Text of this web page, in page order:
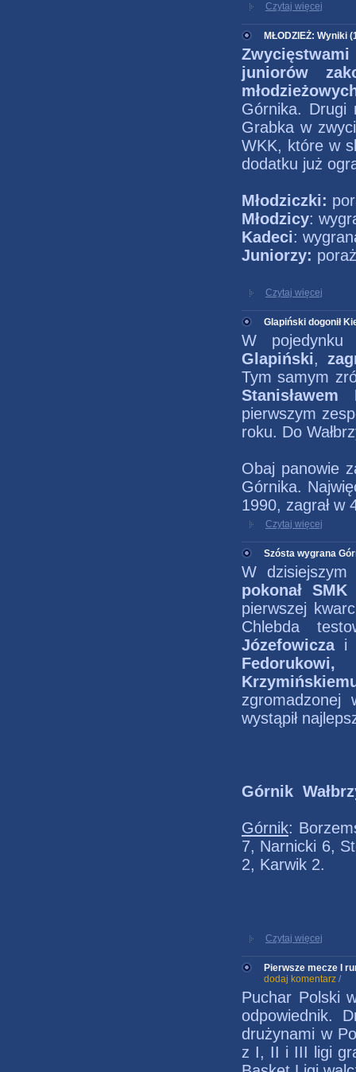
Czytaj więcej
MŁODZIEŻ: Wyniki
juniorów
Górnika. Drugi
Grabka w
WKK, które w
dodatku już
Młodziczki:
Młodzicy:
Kadeci:
Juniorzy:
Czytaj więcej
Glapiński dogonił
W pojedynku
Glapiński,
Tym samym
Stanisławem
pierwszym
roku. Do
Obaj panowie
Górnika.
1990, zagrał w
Czytaj więcej
Szósta wygrana
W
pokonał
pierwszej
Chlebda
Józefowiczai
Fedorukowi,
wystąpił
Górnik
Górnik:
7, Narnicki 6,
2, Karwik 2.
Czytaj więcej
Pierwsze mecze I
dodaj komentarz /
Puchar Polski
odpowiednik.
drużynami w
z I, II i III ligi